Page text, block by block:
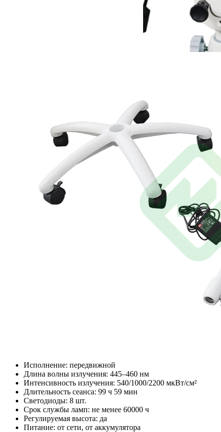
Исполнение: передвижной
Длина волны излучения: 445–460 нм
Интенсивность излучения: 540/1000/2200 мкВт/см²
Длительность сеанса: 99 ч 59 мин
Светодиоды: 8 шт.
Срок службы ламп: не менее 60000 ч
Регулируемая высота: да
Питание: от сети, от аккумулятора